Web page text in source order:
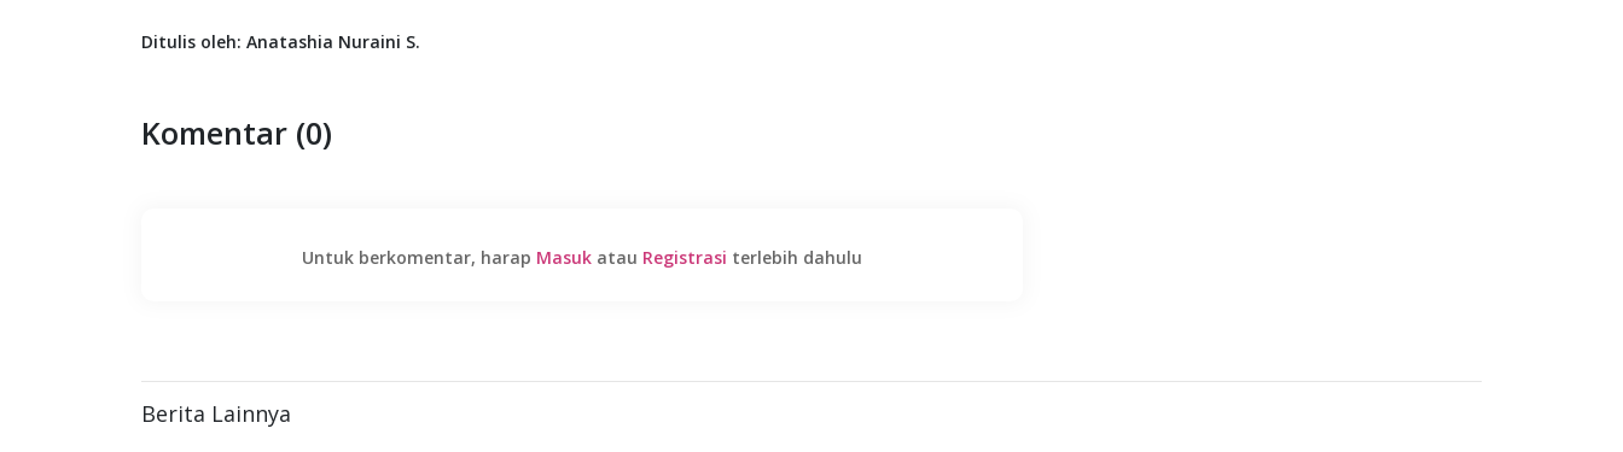
Ditulis oleh: Anatashia Nuraini S.
Komentar (0)
Untuk berkomentar, harap Masuk atau Registrasi terlebih dahulu
Berita Lainnya